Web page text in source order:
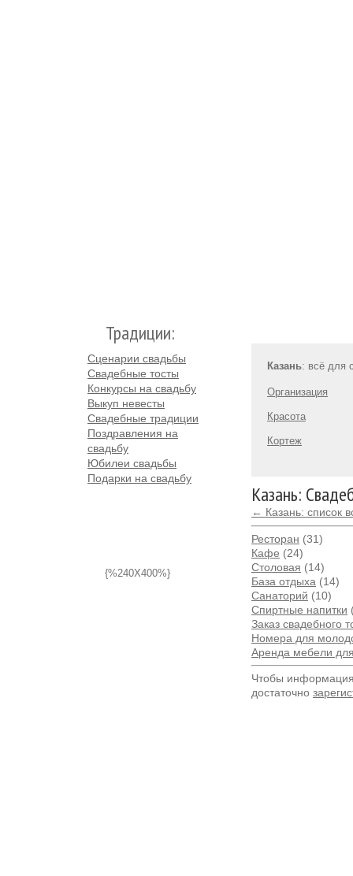
Традиции:
Сценарии свадьбы
Свадебные тосты
Конкурсы на свадьбу
Выкуп невесты
Свадебные традиции
Поздравления на
свадьбу
Юбилеи свадьбы
Подарки на свадьбу
{%240X400%}
Казань: всё для
Организация
Красота
Кортеж
Казань:
← Казань: список
Ресторан (31)
Кафе (24)
Столовая (14)
База отдыха (14)
Санаторий (10)
Спиртные напитки
Заказ свадебного
Номера для
Аренда мебели
Чтобы
достаточно